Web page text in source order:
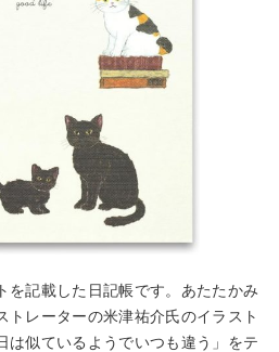
を記載した日記帳です。あたたかみ
トレーターの米津祐介氏のイラスト
は似ているようでいつも違う」をテ